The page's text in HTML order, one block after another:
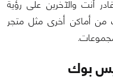
أنت والآخرين على رؤية
من أماكن أخرى مثل متجر
بوك